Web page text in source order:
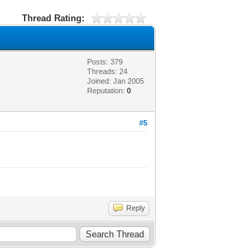
Thread Rating:
Posts: 379
Threads: 24
Joined: Jan 2005
Reputation:0
#5
Reply